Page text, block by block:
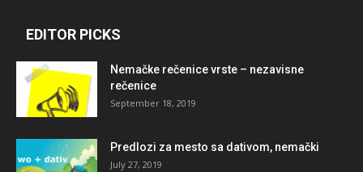
EDITOR PICKS
Nemačke rečenice vrste – nezavisne
rečenice
September 18, 2019
Predlozi za mesto sa dativom, nemački
July 27, 2019